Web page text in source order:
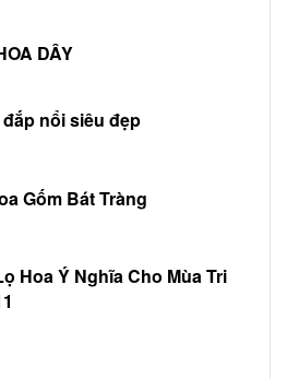
DÂY
nổi siêu đẹp
Gốm Bát Tràng
Hoa Ý Nghĩa Cho Mùa Tri